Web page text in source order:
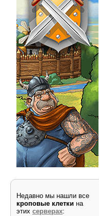
Недавно мы нашли все
кроповые клетки на
этих серверах: